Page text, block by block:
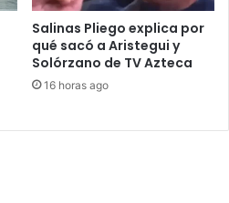
Salinas Pliego explica por
qué sacó a Aristegui y
Solórzano de TV Azteca
16 horas ago